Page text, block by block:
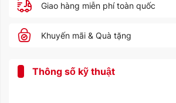
Giao hàng miễn phí toàn quốc
Khuyến mãi & Quà tặng
Thông số kỹ thuật